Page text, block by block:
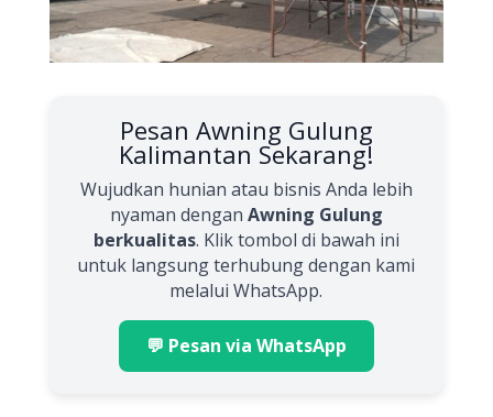
Pesan Awning Gulung
Kalimantan Sekarang!
Wujudkan hunian atau bisnis Anda lebih
nyaman dengan Awning Gulung
berkualitas. Klik tombol di bawah ini
untuk langsung terhubung dengan kami
melalui WhatsApp.
💬 Pesan via WhatsApp